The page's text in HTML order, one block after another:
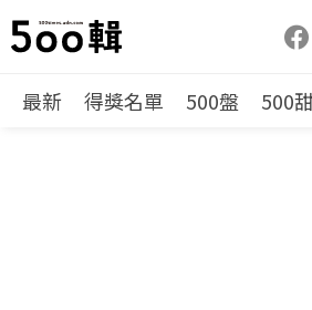
最新 得獎名單 500盤 500甜